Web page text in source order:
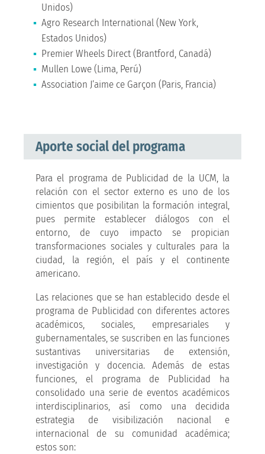
Unidos)
Agro Research International (New York,
Estados Unidos)
Premier Wheels Direct (Brantford, Canadá)
Mullen Lowe (Lima, Perú)
Association J’aime ce Garçon (Paris, Francia)
Aporte social del programa
Para el programa de Publicidad de la UCM, la
relación con el sector externo es uno de los
cimientos que posibilitan la formación integral,
pues permite establecer diálogos con el
entorno, de cuyo impacto se propician
transformaciones sociales y culturales para la
ciudad, la región, el país y el continente
americano.
Las relaciones que se han establecido desde el
programa de Publicidad con diferentes actores
académicos, sociales, empresariales y
gubernamentales, se suscriben en las funciones
sustantivas universitarias de extensión,
investigación y docencia. Además de estas
funciones, el programa de Publicidad ha
consolidado una serie de eventos académicos
interdisciplinarios, así como una decidida
estrategia de visibilización nacional e
internacional de su comunidad académica;
estos son: